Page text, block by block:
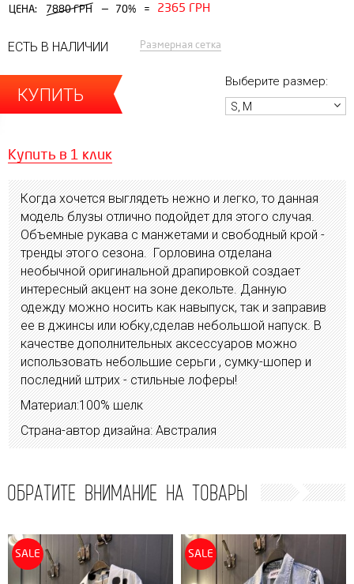
ЦЕНА: 7880 ГРН — 70% = 2365 ГРН
ЕСТЬ В НАЛИЧИИ Размерная сетка
КУПИТЬ
Выберите размер:
S, M
Купить в 1 клик
Когда хочется выглядеть нежно и легко, то данная
модель блузы отлично подойдет для этого случая.
Объемные рукава с манжетами и свободный крой -
тренды этого сезона. Горловина отделана
необычной оригинальной драпировкой создает
интересный акцент на зоне декольте. Данную
одежду можно носить как навыпуск, так и заправив
ее в джинсы или юбку,сделав небольшой напуск. В
качестве дополнительных аксессуаров можно
использовать небольшие серьги , сумку-шопер и
последний штрих - стильные лоферы!
Материал:100% шелк
Страна-автор дизайна: Австралия
ОБРАТИТЕ ВНИМАНИЕ НА ТОВАРЫ
SALE SALE